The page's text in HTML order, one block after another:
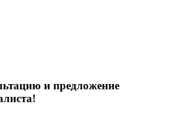
и предложение